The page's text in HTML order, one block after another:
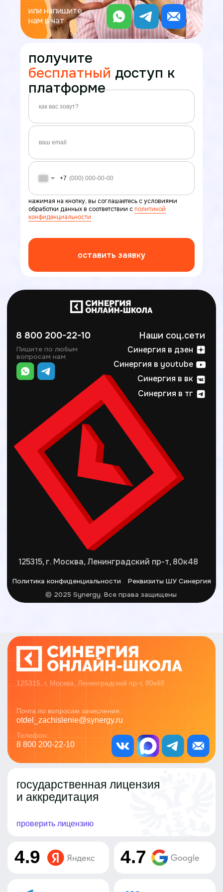
гранты на обучение
спец.программа
+7
нажимая на кнопку, вы соглашаетесь с условиями
обработки данных в соответствии с политикой
конфиденциальности
оставить заявку
или напишите
нам в чат
получите
бесплатный доступ к
платформе
синергия в тг синергия в вк
синергия в дзен
© 2026 Synergy. Все права защищены
Политика конфиденциальности
Реквизиты Онлайн-школа
Реквизиты АНО ДПО ИПК АРСЕНАЛ